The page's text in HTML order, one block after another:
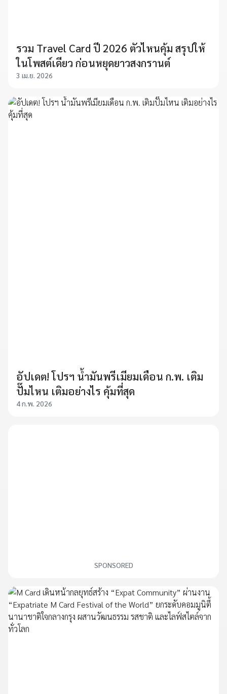
รวม Travel Card ปี 2026 ตัวไหนคุ้ม สรุปให้
ในโพสต์เดียว ก่อนหยุดยาวสงกรานต์
3 เม.ย. 2026
อัปเดต! โปรฯ น้ำมันพรีเมียมเดือน ก.พ. เติม
ปั๊มไหน เติมอย่างไร คุ้มที่สุด
4 ก.พ. 2026
SPONSORED